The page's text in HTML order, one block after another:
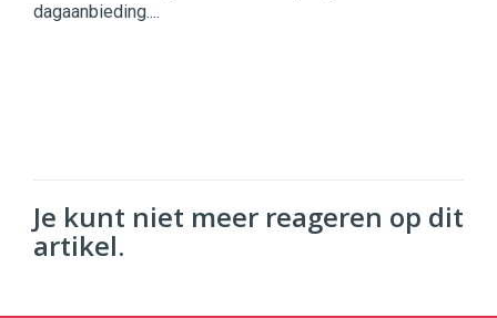
dagaanbieding....
Je kunt niet meer reageren op dit
artikel.